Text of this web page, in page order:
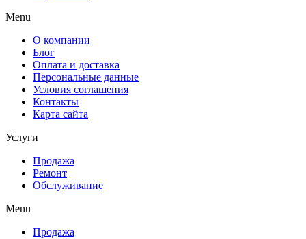
Menu
О компании
Блог
Оплата и доставка
Персональные данные
Условия соглашения
Контакты
Карта сайта
Услуги
Продажа
Ремонт
Обслуживание
Menu
Продажа